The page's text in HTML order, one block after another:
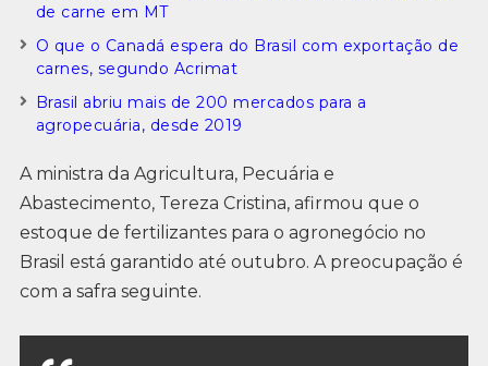
de carne em MT
O que o Canadá espera do Brasil com exportação de
carnes, segundo Acrimat
Brasil abriu mais de 200 mercados para a
agropecuária, desde 2019
A ministra da Agricultura, Pecuária e
Abastecimento, Tereza Cristina, afirmou que o
estoque de fertilizantes para o agronegócio no
Brasil está garantido até outubro. A preocupação é
com a safra seguinte.